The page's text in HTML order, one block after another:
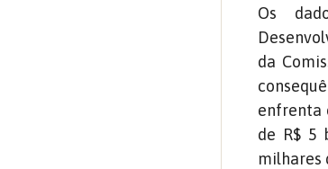
Os
da
enfrenta
de R$ 5
milhares